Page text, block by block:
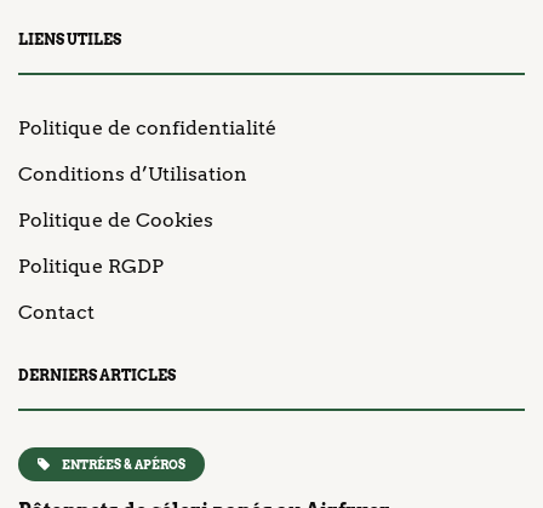
LIENS UTILES
Politique de confidentialité
Conditions d’Utilisation
Politique de Cookies
Politique RGDP
Contact
DERNIERS ARTICLES
ENTRÉES & APÉROS